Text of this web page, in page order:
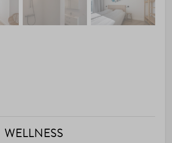
WELLNESS